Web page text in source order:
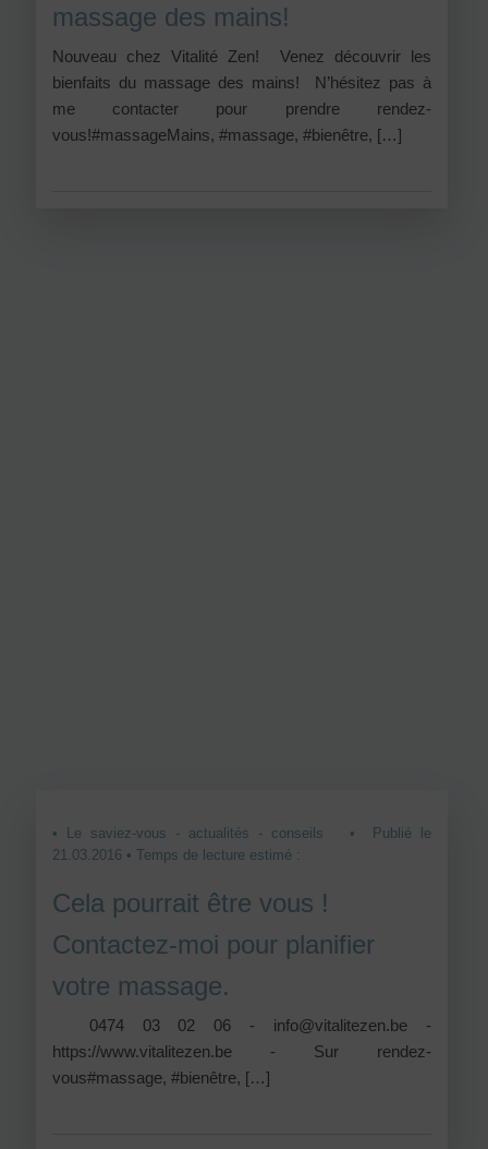
massage des mains!
Nouveau chez Vitalité Zen! Venez découvrir les
bienfaits du massage des mains! N’hésitez pas à
me contacter pour prendre rendez-
vous!#massageMains, #massage, #bienêtre, […]
• Le saviez-vous - actualités - conseils • Publié le
21.03.2016 • Temps de lecture estimé :
Cela pourrait être vous !
Contactez-moi pour planifier
votre massage.
0474 03 02 06 - info@vitalitezen.be -
https://www.vitalitezen.be - Sur rendez-
vous#massage, #bienêtre, […]